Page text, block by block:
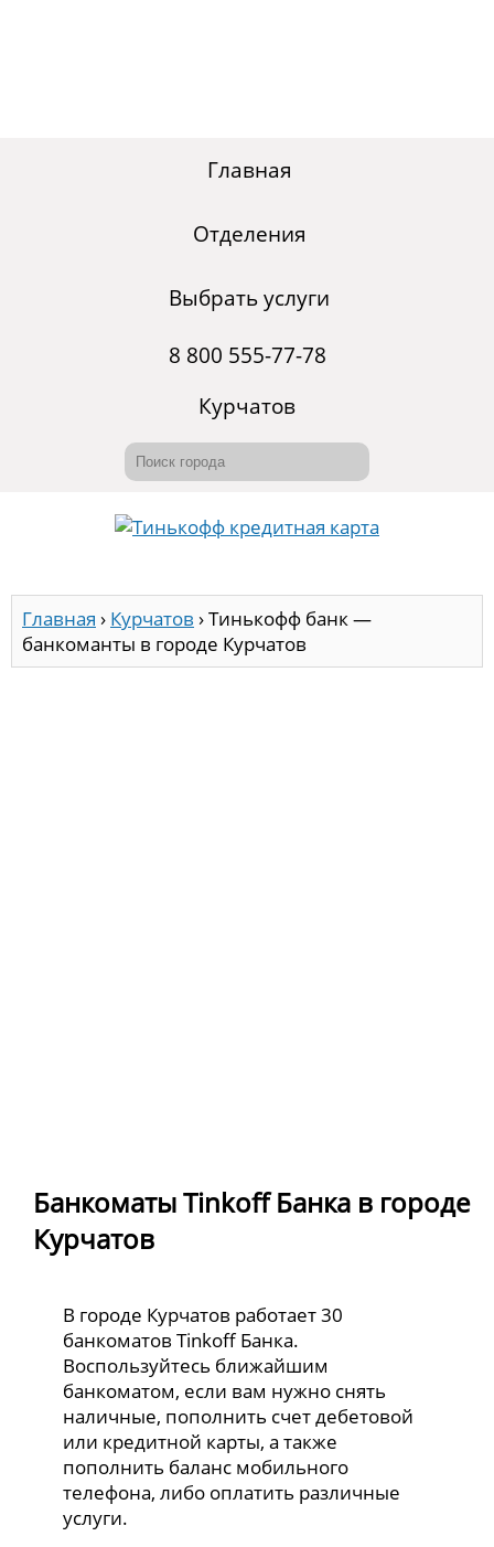
Главная
Отделения
Выбрать услуги
8 800 555-77-78
Курчатов
Главная › Курчатов ›Тинькофф банк —
банкоманты в городе Курчатов
Банкоматы Tinkoff Банка в городе
Курчатов
В городе Курчатов работает 30
банкоматов Tinkoff Банка.
Воспользуйтесь ближайшим
банкоматом, если вам нужно снять
наличные, пополнить счет дебетовой
или кредитной карты, а также
пополнить баланс мобильного
телефона, либо оплатить различные
услуги.